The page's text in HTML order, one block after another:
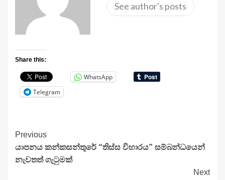
See author's posts
Share this:
WhatsApp
Telegram
Continue
Reading
Previous
යාපනය කන්කසන්තුරේ “තිස්ස විහාරය” සම්බන්ධයෙන්
නැවතත් ගැටුමක්
Next